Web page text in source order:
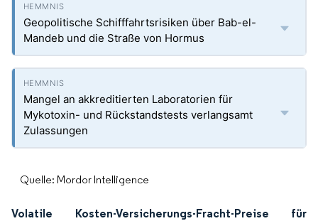
Geopolitische Schifffahrtsrisiken über Bab-el-
Mandeb und die Straße von Hormus
Mangel an akkreditierten Laboratorien für
Mykotoxin- und Rückstandstests verlangsamt
Zulassungen
Quelle: Mordor Intelligence
Volatile Kosten-Versicherungs-Fracht-Preise für